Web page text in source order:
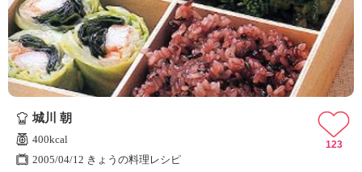
城川 朝
400kcal
2005/04/12 きょうの料理レシピ
123